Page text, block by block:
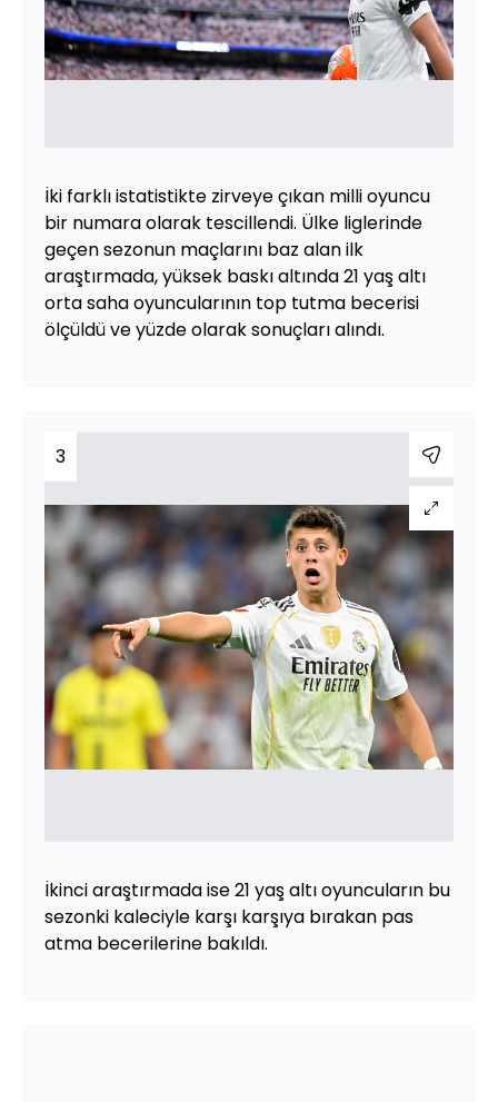
İki farklı istatistikte zirveye çıkan milli oyuncu
bir numara olarak tescillendi. Ülke liglerinde
geçen sezonun maçlarını baz alan ilk
araştırmada, yüksek baskı altında 21 yaş altı
orta saha oyuncularının top tutma becerisi
ölçüldü ve yüzde olarak sonuçları alındı.
3
İkinci araştırmada ise 21 yaş altı oyuncuların bu
sezonki kaleciyle karşı karşıya bırakan pas
atma becerilerine bakıldı.